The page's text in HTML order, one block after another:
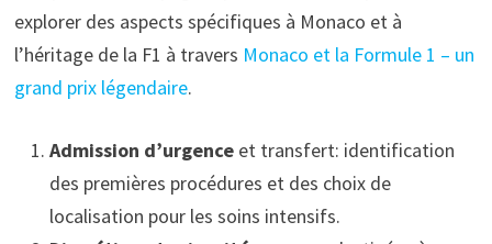
explorer des aspects spécifiques à Monaco et à
l’héritage de la F1 à travers Monaco et la Formule 1 – un
grand prix légendaire.
Admission d’urgenceet transfert: identification
des premières procédures et des choix de
localisation pour les soins intensifs.